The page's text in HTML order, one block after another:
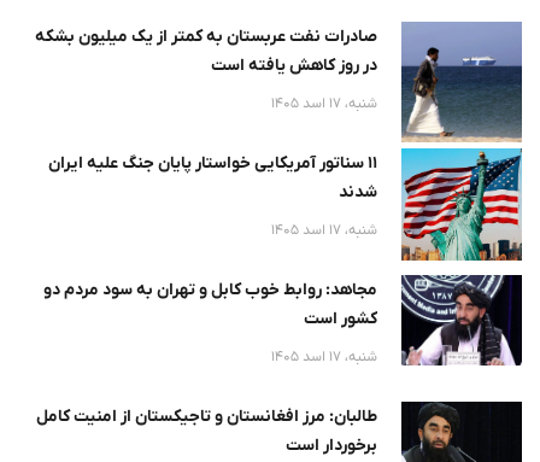
صادرات نفت عربستان به کمتر از یک میلیون بشکه
در روز کاهش یافته است
شنبه، 17 اسد 1405
۱۱ سناتور آمریکایی خواستار پایان جنگ علیه ایران
شدند
شنبه، 17 اسد 1405
مجاهد: روابط خوب کابل و تهران به سود مردم دو
کشور است
شنبه، 17 اسد 1405
طالبان: مرز افغانستان و تاجیکستان از امنیت کامل
برخوردار است